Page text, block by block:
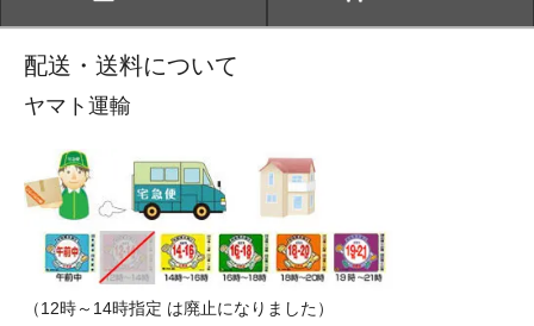
配送・送料について
ヤマト運輸
（12時～14時指定 は廃止になりました）